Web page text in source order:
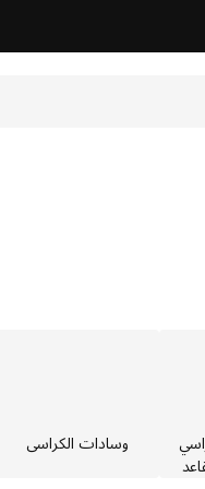
وسادات الكراسي